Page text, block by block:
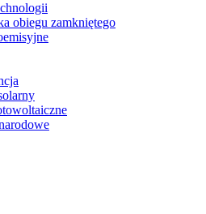
obiegu zamkniętego